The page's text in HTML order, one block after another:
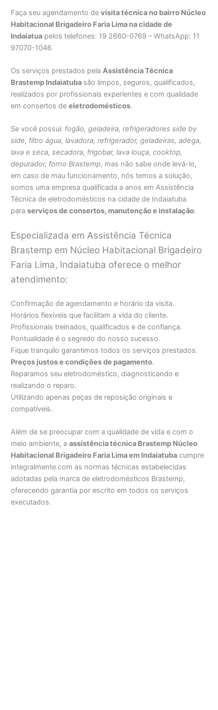
Faça seu agendamento devisita técnica no bairro Núcleo
Habitacional Brigadeiro Faria Lima na cidade de
Indaiatua pelos telefones: 19 2660-0769 – WhatsApp: 11
97070-1046
Os serviços prestados pelaAssistência Técnica
Brastemp Indaiatuba são limpos, seguros, qualificados,
realizados por profissionais experientes e com qualidade
em consertos deeletrodomésticos.
Se você possui: fogão, geladeira, refrigeradores side by
side, filtro água, lavadora, refrigerador, geladeiras, adega,
lava e seca, secadora, frigobar, lava louça, cooktop,
depurador, forno Brastemp, mas não sabe onde levá-lo,
em caso de mau funcionamento, nós temos a solução,
somos uma empresa qualificada a anos em Assistência
Técnica de eletrodomésticos na cidade de Indaiatuba
paraserviços de consertos, manutenção e instalação.
Especializada em Assistência Técnica
Brastemp em Núcleo Habitacional Brigadeiro
Faria Lima, Indaiatuba oferece o melhor
atendimento:
Confirmação de agendamento e horário da visita.
Horários flexíveis que facilitam a vida do cliente.
Profissionais treinados, qualificados e de confiança.
Pontualidade é o segredo do nosso sucesso.
Fique tranquilo garantimos todos os serviços prestados.
Preços justos e condições de pagamento.
Reparamos seu eletrodoméstico, diagnosticando e
realizando o reparo.
Utilizando apenas peças de reposição originais e
compatíveis.
Além de se preocupar com a qualidade de vida e com o
meio ambiente, aassistência técnica Brastemp Núcleo
Habitacional Brigadeiro Faria Lima em Indaiatuba cumpre
integralmente com as normas técnicas estabelecidas
adotadas pela marca de eletrodomésticos Brastemp,
oferecendo garantia por escrito em todos os serviços
executados.